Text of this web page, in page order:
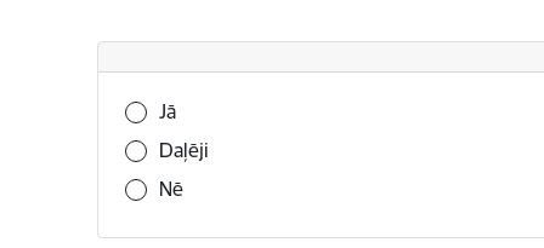
Vai šī informācija bija noderīga?
Jā
Daļēji
Nē